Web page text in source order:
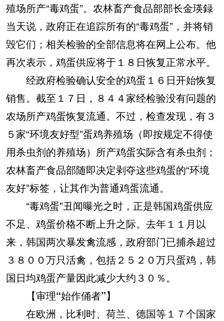
殖场所产“毒鸡蛋”。农林畜产食品部部长金瑛録
当天说，政府正在追踪所有的“毒鸡蛋”，并将销
毁它们；相关检验的全部信息将在网上公布。他
再次表示，鸡蛋供应将于１８日恢复正常水平。
经政府检验确认安全的鸡蛋１６日开始恢复
销售。截至１７日，８４４家经检验没有问题的
农场所产鸡蛋恢复流通。不过，检查发现，有３
５家“环境友好型”蛋鸡养殖场（即按规定不得使
用杀虫剂的养殖场）所产鸡蛋实际含有杀虫剂；
农林畜产食品部随即决定剥夺这些鸡蛋的“环境
友好”标签，让其作为普通鸡蛋流通。
“毒鸡蛋”丑闻曝光之时，正是韩国鸡蛋供应
不足、鸡蛋价格不断上升之际。去年１１月以
来，韩国两次暴发禽流感，政府部门已捕杀超过
３８００万只活禽，包括２５２０万只蛋鸡，韩
国日均鸡蛋产量因此减少大约３０％。
【审理“始作俑者”】
在欧洲，比利时、荷兰、德国等１７个国家